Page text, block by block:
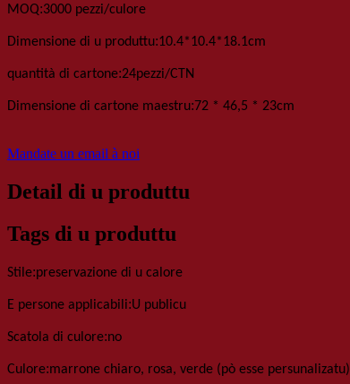
MOQ:3000 pezzi/culore
Dimensione di u produttu:10.4*10.4*18.1cm
quantità di cartone:24pezzi/CTN
Dimensione di cartone maestru:72 * 46,5 * 23cm
Mandate un email à noi
Detail di u produttu
Tags di u produttu
Stile:preservazione di u calore
E persone applicabili:U publicu
Scatola di culore:no
Culore:marrone chiaro, rosa, verde (pò esse persunalizatu)